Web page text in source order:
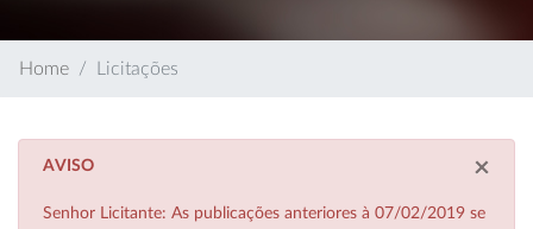
Home Licitações
×
AVISO
Senhor Licitante: As publicações anteriores à 07/02/2019 se